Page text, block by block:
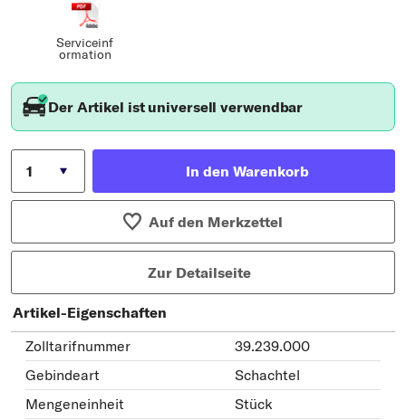
Serviceinf
ormation
Der Artikel ist universell verwendbar
In den Warenkorb
Auf den Merkzettel
Zur Detailseite
Artikel-Eigenschaften
Zolltarifnummer
39.239.000
Gebindeart
Schachtel
Mengeneinheit
Stück